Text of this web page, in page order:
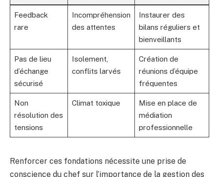
Feedback
rare
Incompréhension
des attentes
Instaurer des
bilans réguliers et
bienveillants
Pas de lieu
d’échange
sécurisé
Isolement,
conflits larvés
Création de
réunions d’équipe
fréquentes
Non
résolution des
tensions
Climat toxique
Mise en place de
médiation
professionnelle
Renforcer ces fondations nécessite une prise de
conscience du chef sur l’importance de la gestion des